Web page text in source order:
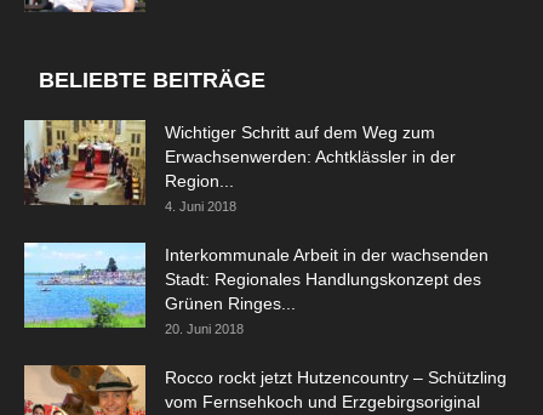
BELIEBTE BEITRÄGE
Wichtiger Schritt auf dem Weg zum
Erwachsenwerden: Achtklässler in der
Region...
4. Juni 2018
Interkommunale Arbeit in der wachsenden
Stadt: Regionales Handlungskonzept des
Grünen Ringes...
20. Juni 2018
Rocco rockt jetzt Hutzencountry – Schützling
vom Fernsehkoch und Erzgebirgsoriginal